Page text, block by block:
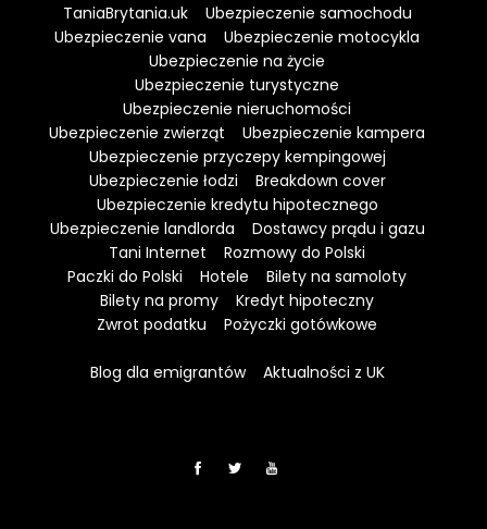
TaniaBrytania.uk
Ubezpieczenie samochodu
Ubezpieczenie vana
Ubezpieczenie motocykla
Ubezpieczenie na życie
Ubezpieczenie turystyczne
Ubezpieczenie nieruchomości
Ubezpieczenie zwierząt
Ubezpieczenie kampera
Ubezpieczenie przyczepy kempingowej
Ubezpieczenie łodzi
Breakdown cover
Ubezpieczenie kredytu hipotecznego
Ubezpieczenie landlorda
Dostawcy prądu i gazu
Tani Internet
Rozmowy do Polski
Paczki do Polski
Hotele
Bilety na samoloty
Bilety na promy
Kredyt hipoteczny
Zwrot podatku
Pożyczki gotówkowe
Blog dla emigrantów Aktualności z UK